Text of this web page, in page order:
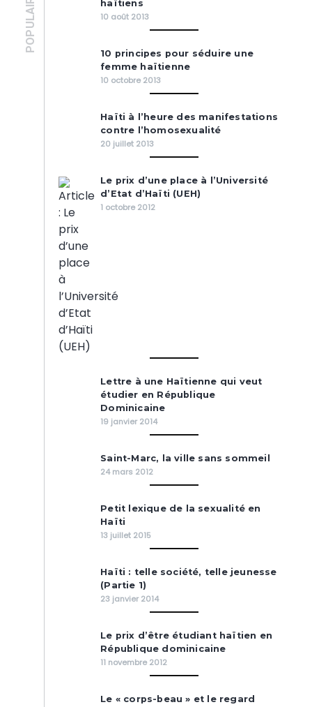
POPULAIRES
haïtiens
10 août 2013
10 principes pour séduire une
femme haïtienne
10 octobre 2013
Haïti à l’heure des manifestations
contre l’homosexualité
20 juillet 2013
Le prix d’une place à l’Université
d’Etat d’Haïti (UEH)
1 octobre 2012
Lettre à une Haïtienne qui veut
étudier en République
Dominicaine
19 janvier 2014
Saint-Marc, la ville sans sommeil
24 mars 2012
Petit lexique de la sexualité en
Haïti
13 juillet 2015
Haïti : telle société, telle jeunesse
(Partie 1)
23 janvier 2014
Le prix d’être étudiant haïtien en
République dominicaine
11 novembre 2012
Le « corps-beau » et le regard